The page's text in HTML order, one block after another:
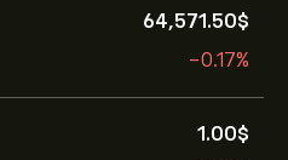
64,571.50‎$‎
-0.17%
1.00‎$‎